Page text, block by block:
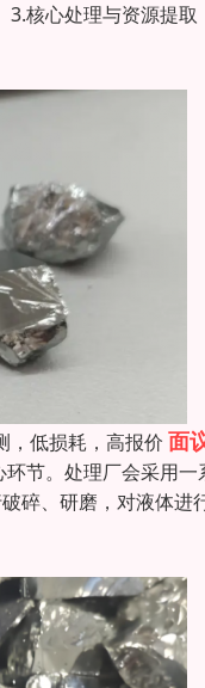
核心处理与资源提
，低损耗，高报价 面
节。处理厂会采用
碎、研磨，对液体